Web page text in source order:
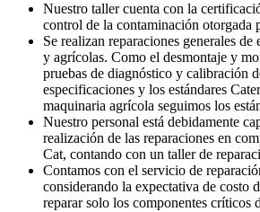
Nuestro taller cuenta con la
control de la contaminación otorgada
Se realizan reparaciones generales
y agrícolas. Como el desmontaje y
pruebas de diagnóstico y calibración
especificaciones y los estándares
maquinaria agrícola seguimos los
Nuestro personal está debidamente
realización de las reparaciones en
Cat, contando con un taller de
Contamos con el servicio de
considerando la expectativa de costo
reparar solo los componentes críticos